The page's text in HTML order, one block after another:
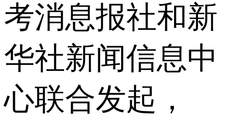
考消息报社和新
华社新闻信息中
心联合发起，